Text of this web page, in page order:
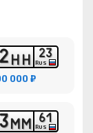
2НН 23
RUS
000 ₽
3ММ 61
RUS